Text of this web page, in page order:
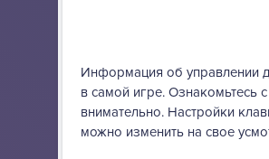
Информация об управлении
в самой игре. Ознакомьтесь
внимательно. Настройки
можно изменить на свое